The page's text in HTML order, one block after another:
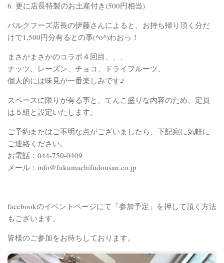
6. 更に店長特製のお土産付き(500円相当)
バルクフーズ店長の伊藤さんによると、お持ち帰り頂く分だ
けで1,500円分有るとの事(^o^)わおっ！
まさかまさかのコラボ４回目、、、
ナッツ、レーズン、チョコ、ドライフルーツ、
個人的には味見が一番楽しみです♪
スペースに限りが有る事と、てんこ盛りな内容のため、定 員
は５組と設定いたします。
ご予約またはご不明な点がございましたら、下記宛に気軽に
ご連絡ください。
お電話：044-750-0409
メール：info@fukumachifudousan.co.jp
facebookのイベントページにて「参加予定」を押して頂く方法
もございます。
皆様のご参加をお待ちしております。